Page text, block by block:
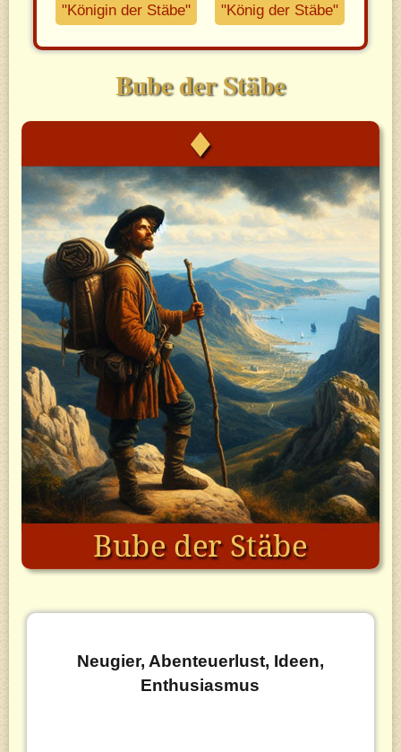
"Königin der Stäbe" "König der Stäbe"
Bube der Stäbe
Neugier, Abenteuerlust, Ideen,
Enthusiasmus